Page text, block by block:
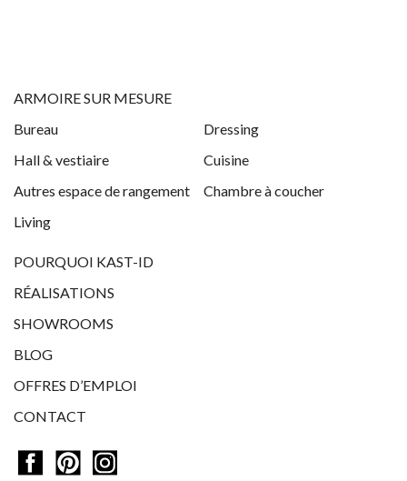
ARMOIRE SUR MESURE
Bureau
Dressing
Hall & vestiaire
Cuisine
Autres espace de rangement
Chambre à coucher
Living
POURQUOI KAST-ID
RÉALISATIONS
SHOWROOMS
BLOG
OFFRES D’EMPLOI
CONTACT